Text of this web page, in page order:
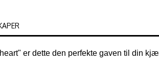
er dette den perfekte gaven til din